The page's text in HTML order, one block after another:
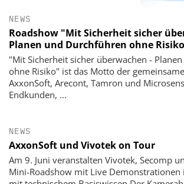
NEWS
Roadshow "Mit Sicherheit sicher
Planen und Durchführen ohne
"Mit Sicherheit sicher überwachen -
ohne Risiko" ist das Motto der
AxxonSoft, Arecont, Tamron und
Endkunden, ...
NEWS
AxxonSoft und Vivotek on Tour
Am 9. Juni veranstalten Vivotek, Secomp
Mini-Roadshow mit Live Demonstrationen